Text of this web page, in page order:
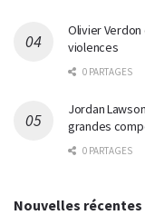
Olivier
violences
0 PARTAGES
Jordan
grandes
0 PARTAGES
Nouvelles récentes